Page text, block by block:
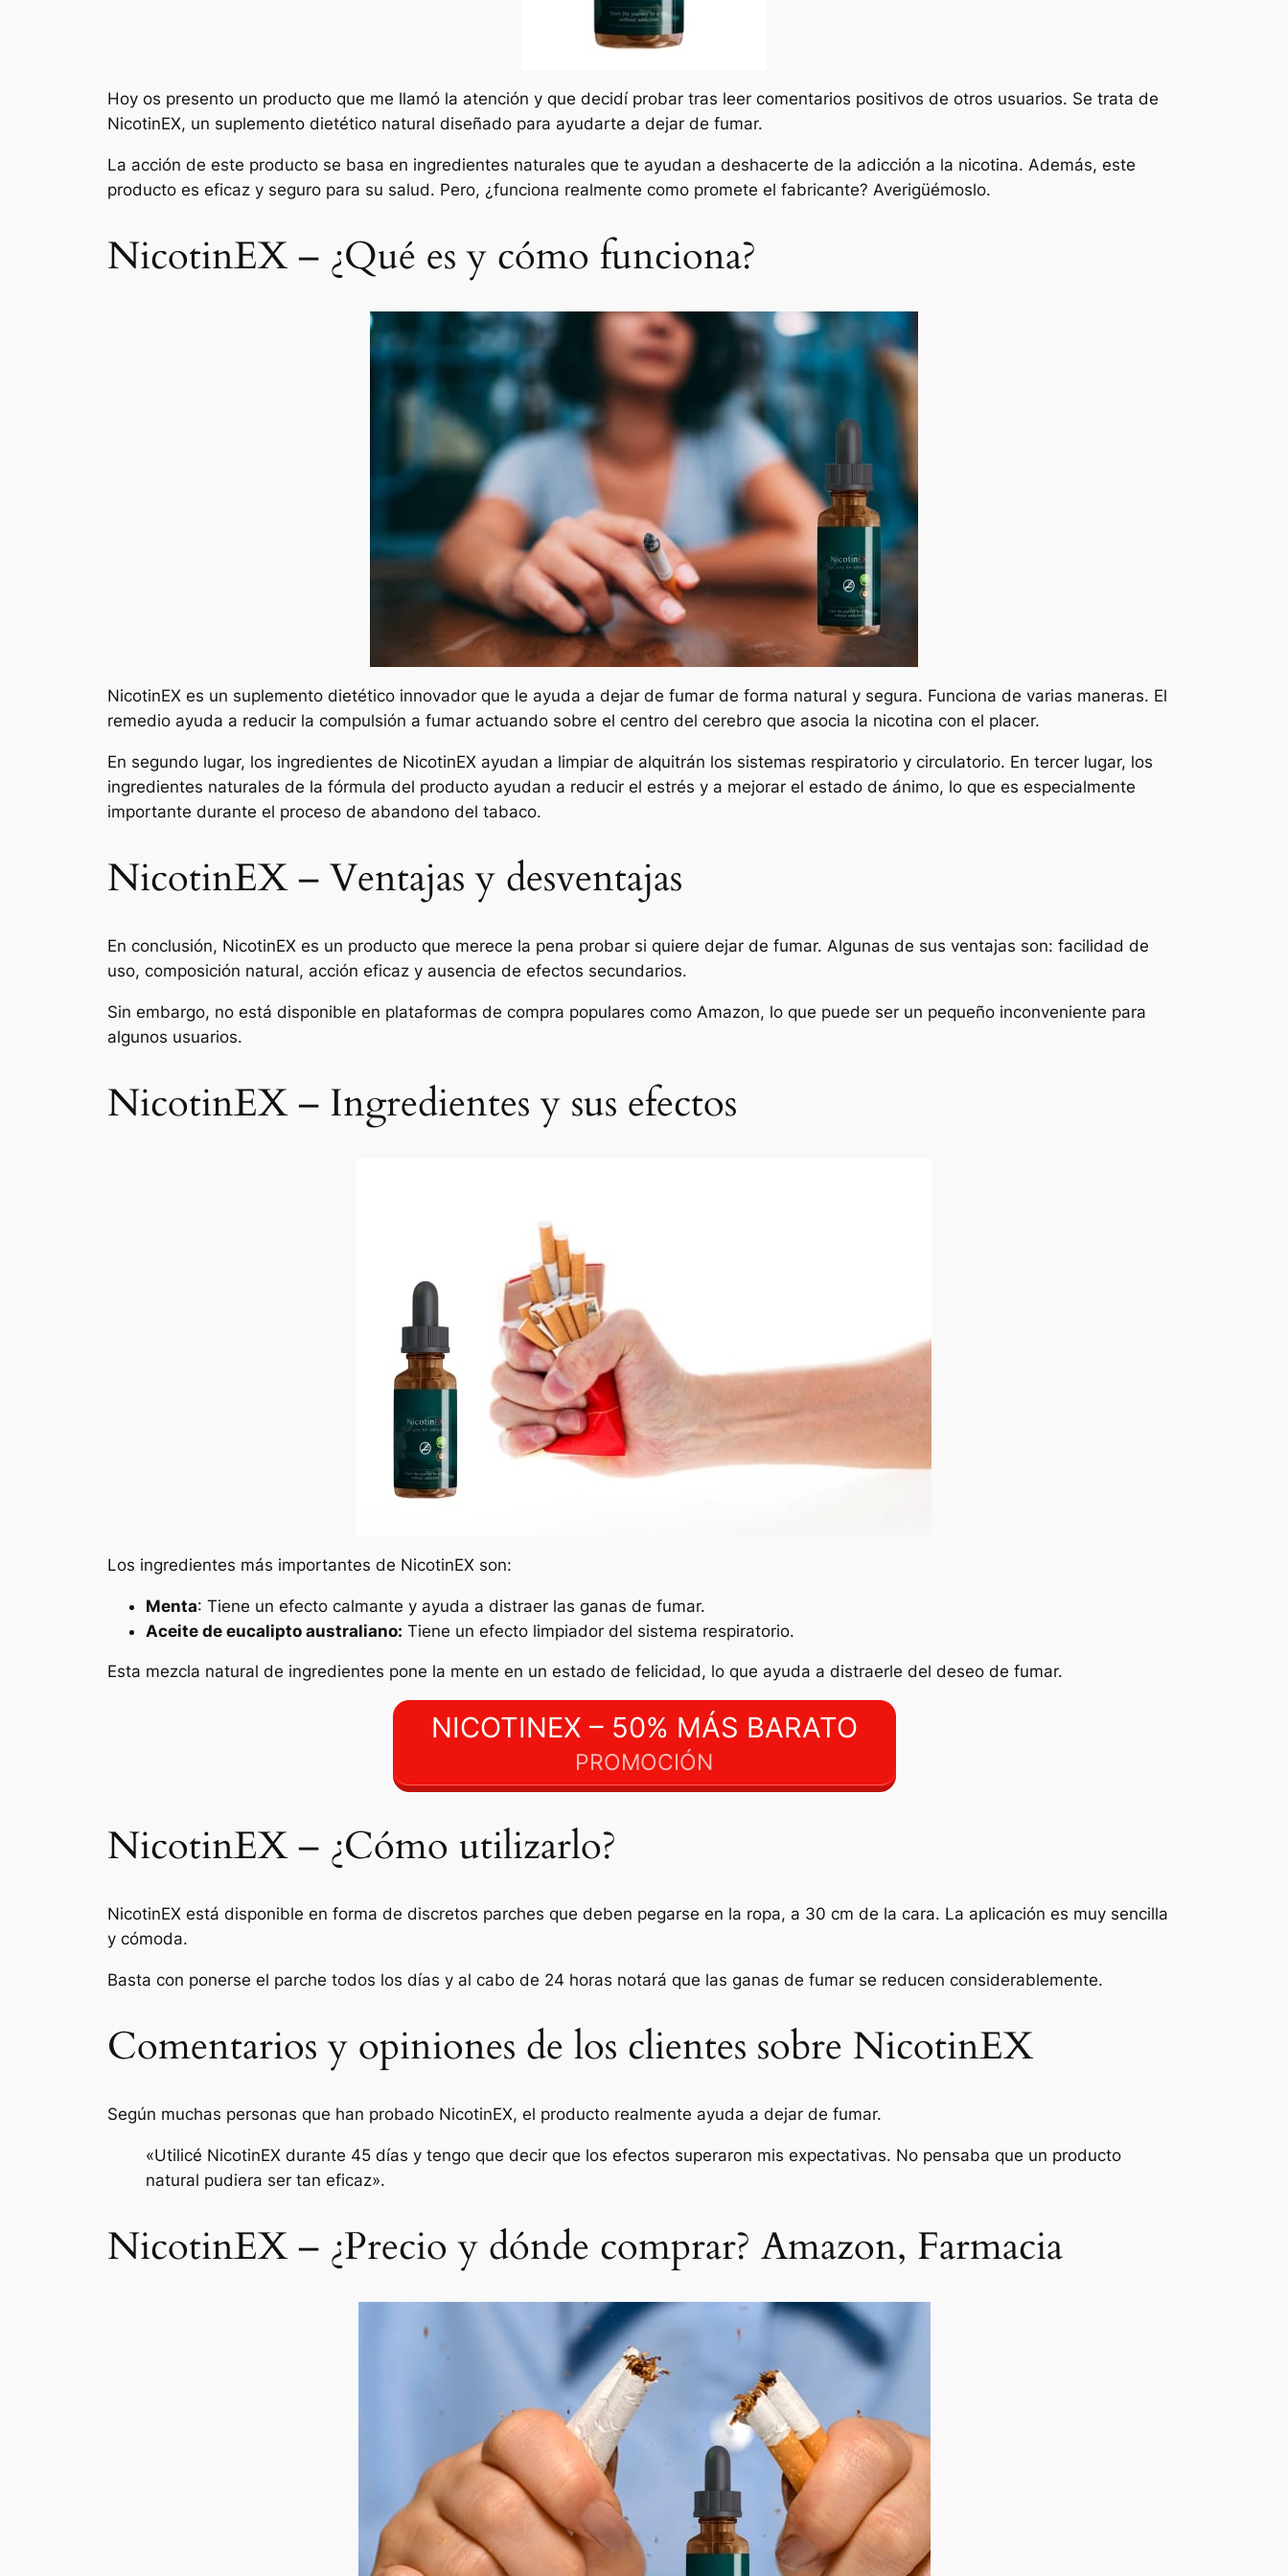
Hoy os presento un producto que me llamó la atención y que decidí probar tras leer comentarios positivos de otros usuarios. Se trata de
NicotinEX, un suplemento dietético natural diseñado para ayudarte a dejar de fumar.
La acción de este producto se basa en ingredientes naturales que te ayudan a deshacerte de la adicción a la nicotina. Además, este
producto es eficaz y seguro para su salud. Pero, ¿funciona realmente como promete el fabricante? Averigüémoslo.
NicotinEX – ¿Qué es y cómo funciona?
NicotinEX es un suplemento dietético innovador que le ayuda a dejar de fumar de forma natural y segura. Funciona de varias maneras. El
remedio ayuda a reducir la compulsión a fumar actuando sobre el centro del cerebro que asocia la nicotina con el placer.
En segundo lugar, los ingredientes de NicotinEX ayudan a limpiar de alquitrán los sistemas respiratorio y circulatorio. En tercer lugar, los
ingredientes naturales de la fórmula del producto ayudan a reducir el estrés y a mejorar el estado de ánimo, lo que es especialmente
importante durante el proceso de abandono del tabaco.
NicotinEX – Ventajas y desventajas
En conclusión, NicotinEX es un producto que merece la pena probar si quiere dejar de fumar. Algunas de sus ventajas son: facilidad de
uso, composición natural, acción eficaz y ausencia de efectos secundarios.
Sin embargo, no está disponible en plataformas de compra populares como Amazon, lo que puede ser un pequeño inconveniente para
algunos usuarios.
NicotinEX – Ingredientes y sus efectos
Los ingredientes más importantes de NicotinEX son:
Menta: Tiene un efecto calmante y ayuda a distraer las ganas de fumar.
Aceite de eucalipto australiano: Tiene un efecto limpiador del sistema respiratorio.
Esta mezcla natural de ingredientes pone la mente en un estado de felicidad, lo que ayuda a distraerle del deseo de fumar.
NICOTINEX – 50% MÁS BARATO
PROMOCIÓN
NicotinEX – ¿Cómo utilizarlo?
NicotinEX está disponible en forma de discretos parches que deben pegarse en la ropa, a 30 cm de la cara. La aplicación es muy sencilla
y cómoda.
Basta con ponerse el parche todos los días y al cabo de 24 horas notará que las ganas de fumar se reducen considerablemente.
Comentarios y opiniones de los clientes sobre NicotinEX
Según muchas personas que han probado NicotinEX, el producto realmente ayuda a dejar de fumar.
«Utilicé NicotinEX durante 45 días y tengo que decir que los efectos superaron mis expectativas. No pensaba que un producto
natural pudiera ser tan eficaz».
NicotinEX – ¿Precio y dónde comprar? Amazon, Farmacia